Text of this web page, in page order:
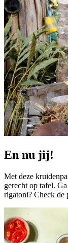
En nu jij!
Met deze
gerecht op tafel.
rigatoni? Check de